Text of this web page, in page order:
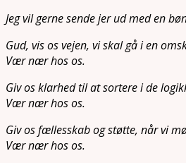
Jeg vil gerne sende jer ud med en
Gud, vis os vejen, vi skal gå i en
Vær nær hos os.
Giv os klarhed til at sortere i de
Vær nær hos os.
Giv os fællesskab og støtte, når vi
Vær nær hos os.